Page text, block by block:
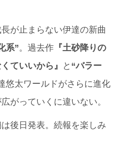
が止まらない伊達の新曲
系”。過去作 『土砂降りの
ていいから』
と “バラー
悠太ワールドがさらに進化
がっていくに違いない。
後日発表。続報を楽しみ